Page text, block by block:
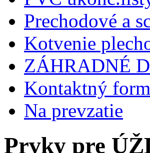
Prechodové a
Kotvenie
ZÁHRADNÉ
Kontaktný
Na prevzatie
Prvky pre